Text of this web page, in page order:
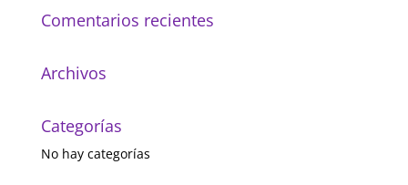
Comentarios recientes
Archivos
Categorías
No hay categorías